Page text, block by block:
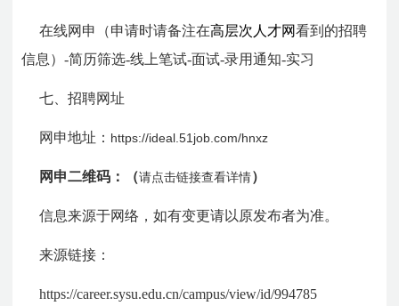
在线网申（申请时请备注在高层次人才网看到的招聘
信息）-简历筛选-线上笔试-面试-录用通知-实习
七、招聘网址
网申地址： https://ideal.51job.com/hnxz
网申二维码：（请点击链接查看详情）
信息来源于网络，如有变更请以原发布者为准。
来源链接：
https://career.sysu.edu.cn/campus/view/id/994785